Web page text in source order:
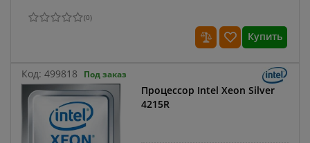
(0)
Купить
Код: 499818 Под заказ
Процессор Intel Xeon Silver
4215R